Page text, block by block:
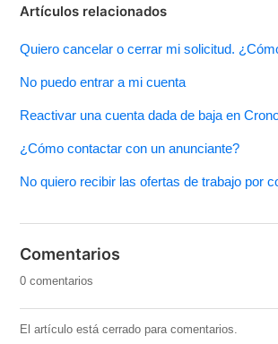
Artículos relacionados
Quiero cancelar o cerrar mi solicitud.
No puedo entrar a mi cuenta
Reactivar una cuenta dada de baja en
¿Cómo contactar con un anunciante?
No quiero recibir las ofertas de trabajo por
Comentarios
0 comentarios
El artículo está cerrado para comentarios.